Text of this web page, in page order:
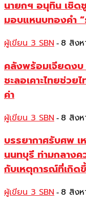
นายกฯ อนุทิน เชิ
มอบแหนบทองคำ “
ผู้เขียน 3 SBN - 8 สิง
คลังพร้อมเจียดงบ
ชะลอเคาะไทยช่ว
ค่า
ผู้เขียน 3 SBN - 8 สิง
บรรยากาศรับศพ เ
นนทบุรี ท่ามกลางค
กับเหตุการณ์ที่เกิด
ผู้เขียน 3 SBN - 8 สิง